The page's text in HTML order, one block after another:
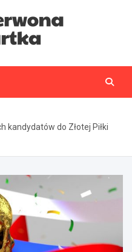
kandydatów do Złotej Piłki